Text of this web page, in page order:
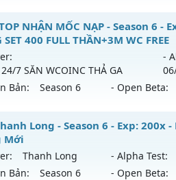
loại: Mu Nguyên bản Webzen
MU8X
HẮC LONG👑👑 -
mới ra tháng 08 2026 - Mở máy
200x - Drop: 5%
loại: Mu Nguyên bản Webzen
Sharkguard
NHẬN MỐC NẠP - Season 6 -
SET 400 FULL THẦN+3M WC FREE
24/7 SĂN WCOINC THẢ GA
-
Bản:
Season 6 - Open Beta:
NHẬN MỐC NẠP - TẶNG SET
ra tháng 08 2026 - Mở máy
06/08/2626
Long - Season 6 - Exp: 200x
Mới
Thanh Long - Alpha Test:
Bản:
Season 6 - Open Beta: